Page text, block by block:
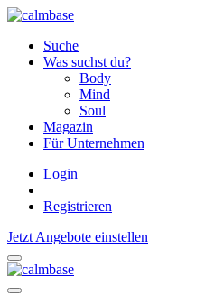
Suche
Was suchst du?
Body
Mind
Soul
Magazin
Für Unternehmen
Login
Registrieren
Jetzt Angebote einstellen